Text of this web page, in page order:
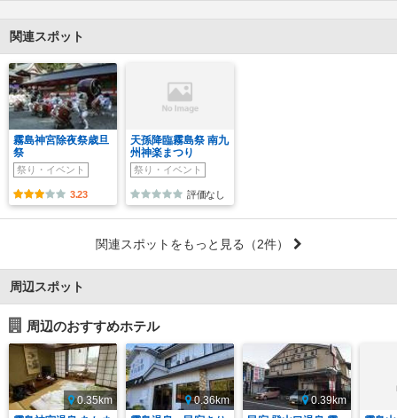
関連スポット
霧島神宮除夜祭歳旦
祭
祭り・イベント
3.23
天孫降臨霧島祭 南九
州神楽まつり
祭り・イベント
評価なし
関連スポットをもっと見る （2件）
周辺スポット
周辺のおすすめホテル
0.35km
0.36km
0.39km